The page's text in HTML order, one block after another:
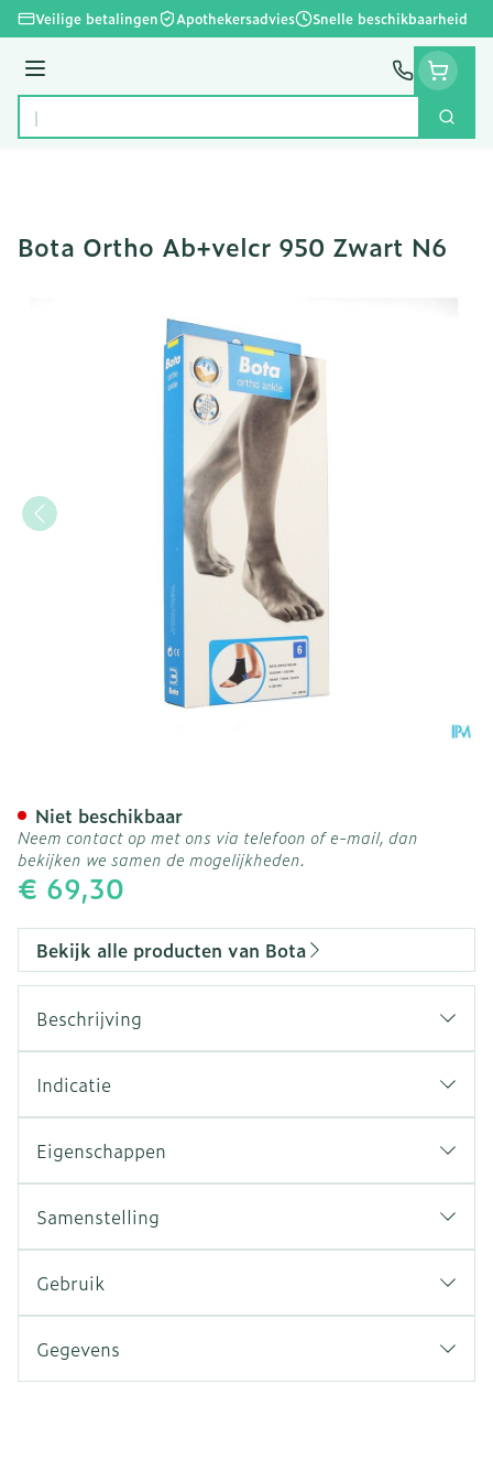
Ga naar de inhoud
Veilige betalingen Apothekersadvies Snelle beschikbaarheid
Menu
Product, merk, categorie...
Zoek
Bota Ortho Ab+velcr 950 Zwart N6
€ 69,30
Niet beschikbaar
Neem contact op met ons via telefoon of e-mail, dan
bekijken we samen de mogelijkheden.
Bekijk alle producten van Bota
Beschrijving
Indicatie
Eigenschappen
Samenstelling
Gebruik
Gegevens